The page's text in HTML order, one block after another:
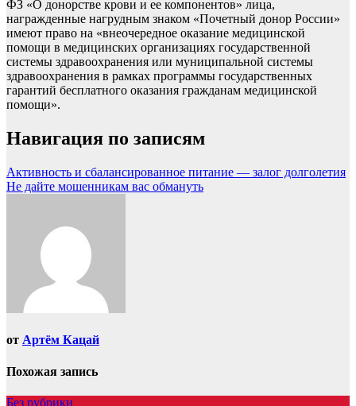
ФЗ «О донорстве крови и ее компонентов» лица,
награжденные нагрудным знаком «Почетный донор России»
имеют право на «внеочередное оказание медицинской
помощи в медицинских организациях государственной
системы здравоохранения или муниципальной системы
здравоохранения в рамках программы государственных
гарантий бесплатного оказания гражданам медицинской
помощи».
Навигация по записям
Активность и сбалансированное питание — залог долголетия
Не дайте мошенникам вас обмануть
от Артём Кацай
Похожая запись
Без рубрики